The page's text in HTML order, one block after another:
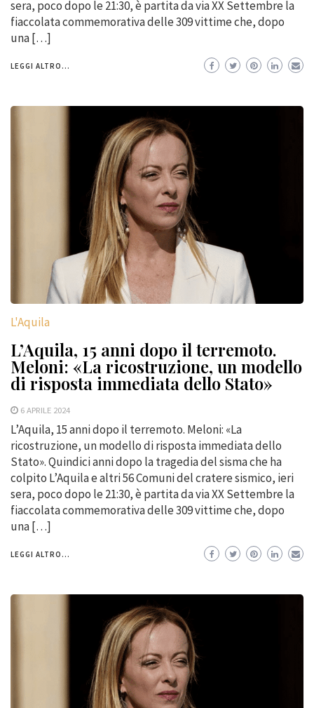
sera, poco dopo le 21:30, è partita da via XX Settembre la
fiaccolata commemorativa delle 309 vittime che, dopo
una […]
LEGGI ALTRO...
L'Aquila
L’Aquila, 15 anni dopo il terremoto.
Meloni: «La ricostruzione, un modello
di risposta immediata dello Stato»
6 APRILE 2024
L’Aquila, 15 anni dopo il terremoto. Meloni: «La
ricostruzione, un modello di risposta immediata dello
Stato». Quindici anni dopo la tragedia del sisma che ha
colpito L’Aquila e altri 56 Comuni del cratere sismico, ieri
sera, poco dopo le 21:30, è partita da via XX Settembre la
fiaccolata commemorativa delle 309 vittime che, dopo
una […]
LEGGI ALTRO...